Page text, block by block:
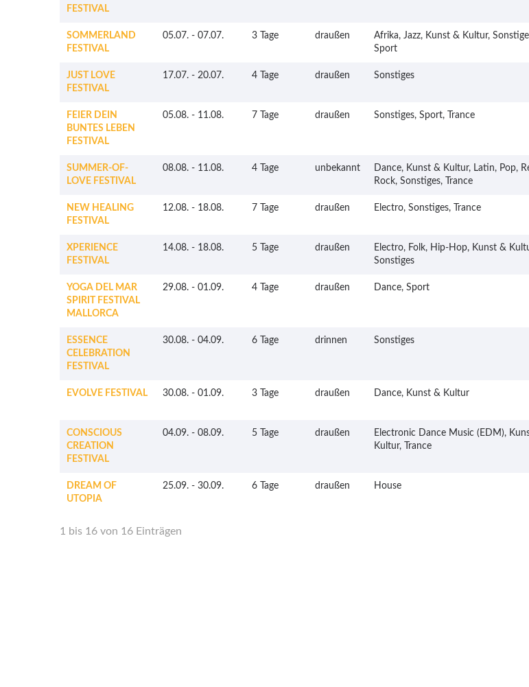
FESTIVAL
SOMMERLAND
FESTIVAL
05.07. - 07.07. 3 Tage draußen
Afrika, Jazz, Kunst & Kultur,
Sport
JUST LOVE
FESTIVAL
17.07. - 20.07. 4 Tage draußen Sonstiges
FEIER DEIN
BUNTES LEBEN
FESTIVAL
05.08. - 11.08. 7 Tage draußen Sonstiges, Sport, Trance
SUMMER-OF-
LOVE FESTIVAL
08.08. - 11.08. 4 Tage unbekannt
Dance, Kunst & Kultur, Latin, Pop,
Rock, Sonstiges, Trance
NEW HEALING
FESTIVAL
12.08. - 18.08. 7 Tage draußen
Electro, Sonstiges, Trance
XPERIENCE
FESTIVAL
14.08. - 18.08. 5 Tage draußen
Electro, Folk, Hip-Hop, Kunst &
Sonstiges
YOGA DEL MAR
SPIRIT FESTIVAL
MALLORCA
29.08. - 01.09. 4 Tage draußen Dance, Sport
ESSENCE
CELEBRATION
FESTIVAL
30.08. - 04.09. 6 Tage drinnen Sonstiges
EVOLVE FESTIVAL 30.08. - 01.09. 3 Tage draußen
Dance, Kunst & Kultur
CONSCIOUS
CREATION
FESTIVAL
04.09. - 08.09. 5 Tage draußen
Electronic Dance Music (EDM),
Kultur, Trance
DREAM OF
UTOPIA
25.09. - 30.09. 6 Tage draußen House
1 bis 16 von 16 Einträgen